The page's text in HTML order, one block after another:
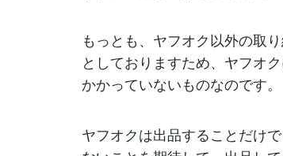
もっとも、ヤフオク以外の取
としておりますため、ヤフオ
かかっていないものなのです。
ヤフオクは出品することだけ